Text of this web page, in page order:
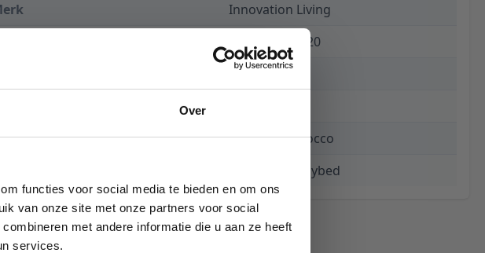
Over
functies voor social media te bieden en om ons
van onze site met onze partners voor social
met andere informatie die u aan ze heeft
services.
Innovation Living
5700110946520
€ 1.609,00
358 Taura Chocco
Ghia Laser Daybed
kortingscode